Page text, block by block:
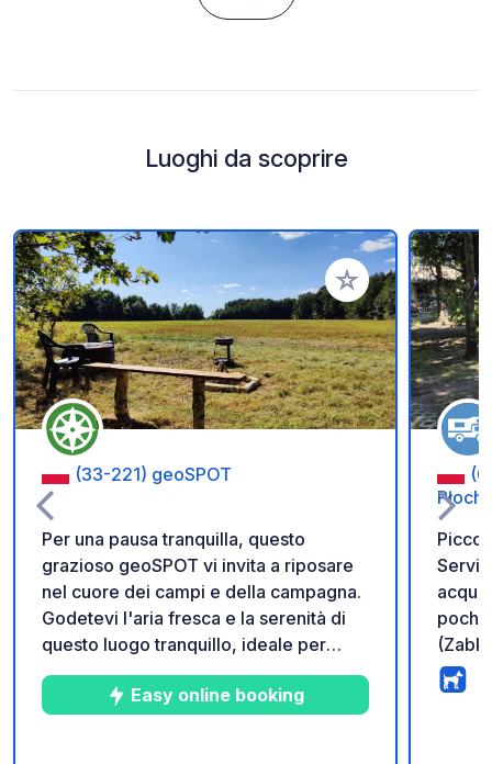
Luoghi da scoprire
Aggiungi ai tuoi
(33-221) geoSPOT
Per una pausa tranquilla, questo
grazioso geoSPOT vi invita a riposare
nel cuore dei campi e della campagna.
Godetevi l'aria fresca e la serenità di
questo luogo tranquillo, ideale per
trascorrere una notte in tutta sicurezza.
Di facile accesso, dispone di un tavolo,
Easy online booking
pochi
il